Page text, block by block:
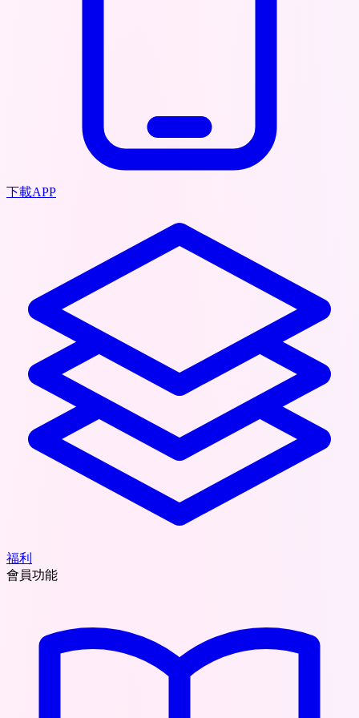
下載APP
福利
會員功能